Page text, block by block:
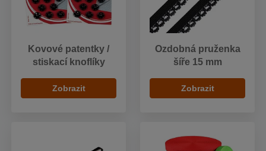
Kovové patentky /
stiskací knoflíky
Zobrazit
Ozdobná pruženka
šíře 15 mm
Zobrazit